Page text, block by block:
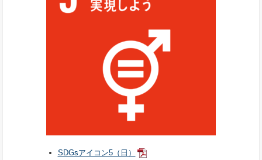
SDGsアイコン5（日）